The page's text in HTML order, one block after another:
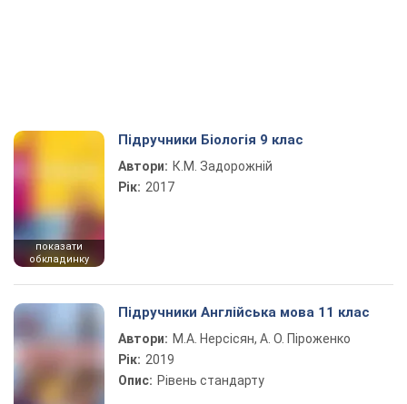
показати
обкладинку
Підручники Біологія 9 клас
Автори: К.М. Задорожній
Рік: 2017
Підручники Англійська мова 11 клас
Автори: М.А. Нерсісян, А. О. Піроженко
Рік: 2019
Опис: Рівень стандарту